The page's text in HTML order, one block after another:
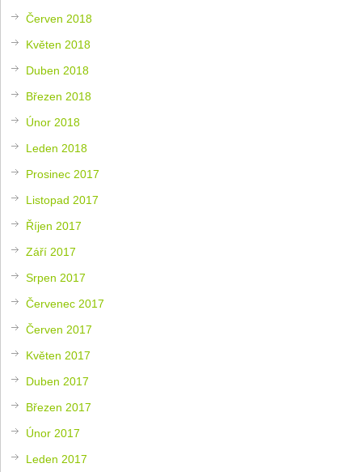
Červen 2018
Květen 2018
Duben 2018
Březen 2018
Únor 2018
Leden 2018
Prosinec 2017
Listopad 2017
Říjen 2017
Září 2017
Srpen 2017
Červenec 2017
Červen 2017
Květen 2017
Duben 2017
Březen 2017
Únor 2017
Leden 2017